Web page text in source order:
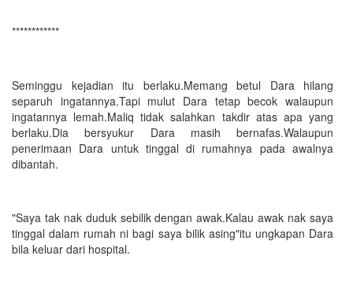
************
Seminggu kejadian itu berlaku.Memang betul Dara hilang
separuh ingatannya.Tapi mulut Dara tetap becok walaupun
ingatannya lemah.Maliq tidak salahkan takdir atas apa yang
berlaku.Dia bersyukur Dara masih bernafas.Walaupun
penerimaan Dara untuk tinggal di rumahnya pada awalnya
dibantah.
"Saya tak nak duduk sebilik dengan awak.Kalau awak nak saya
tinggal dalam rumah ni bagi saya bilik asing"itu ungkapan Dara
bila keluar dari hospital.